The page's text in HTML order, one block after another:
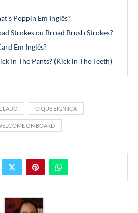
Poppin Em Inglês?
Strokes ou Broad Brush Strokes?
Em Inglês?
In The Pants? (Kick in The Teeth)
O QUE SIGNIICA
ON BOARD